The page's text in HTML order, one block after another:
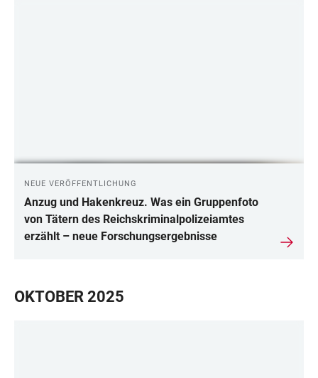
NEUE VERÖFFENTLICHUNG
Anzug und Hakenkreuz. Was ein Gruppenfoto
von Tätern des Reichskriminalpolizeiamtes
erzählt – neue Forschungsergebnisse
OKTOBER 2025